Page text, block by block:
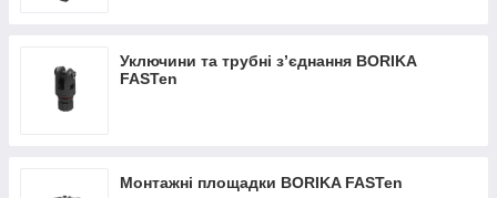
Уключини та трубні з’єднання BORIKA
FASTen
Монтажні площадки BORIKA FASTen